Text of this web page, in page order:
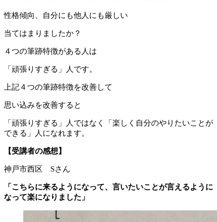
性格傾向、自分にも他人にも厳しい
当てはまりましたか？
４つの筆跡特徴がある人は
「頑張りすぎる」人です。
上記４つの筆跡特徴を改善して
思い込みを改善すると
「頑張りすぎる」人ではなく「楽しく自分のやりたいことが
できる」人になれます。
【受講者の感想】
神戸市西区 Sさん
「こちらに来るようになって、言いたいことが言えるように
なって楽になりました」